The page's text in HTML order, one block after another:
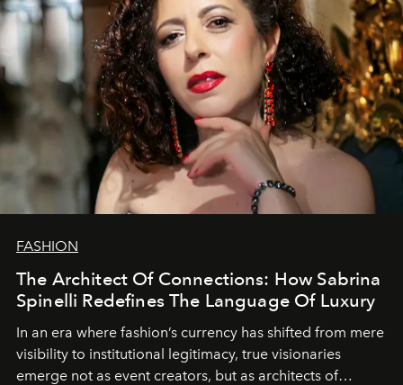
FASHION
The Architect Of Connections: How Sabrina
Spinelli Redefines The Language Of Luxury
In an era where fashion’s currency has shifted from mere
visibility to institutional legitimacy, true visionaries
emerge not as event creators, but as architects of